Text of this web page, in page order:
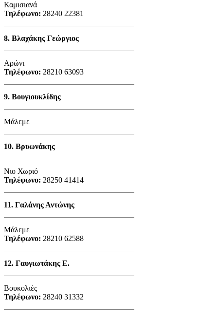
Καμισιανά
Τηλέφωνο: 28240 22381
8. Βλαχάκης Γεώργιος
Αρώνι
Τηλέφωνο: 28210 63093
9. Βουγιουκλίδης
Μάλεμε
10. Βρυωνάκης
Νιο Χωριό
Τηλέφωνο: 28250 41414
11. Γαλάνης Αντώνης
Μάλεμε
Τηλέφωνο: 28210 62588
12. Γαυγιωτάκης Ε.
Βουκολιές
Τηλέφωνο: 28240 31332